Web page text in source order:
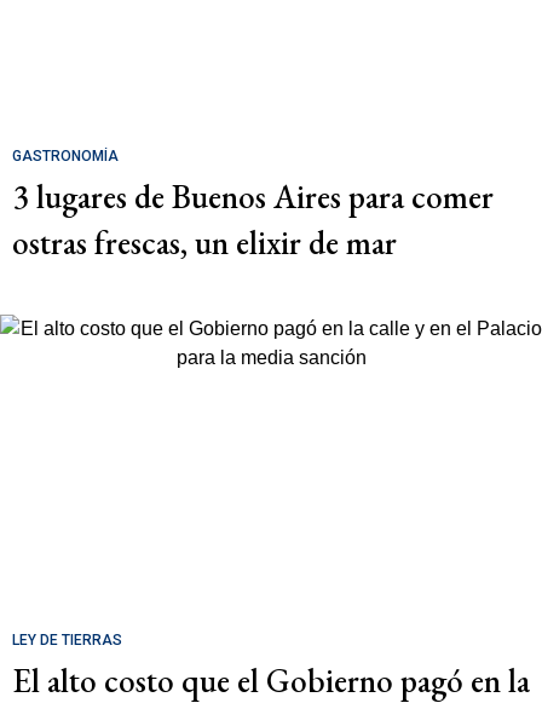
GASTRONOMÍA
3 lugares de Buenos Aires para comer
ostras frescas, un elixir de mar
LEY DE TIERRAS
El alto costo que el Gobierno pagó en la